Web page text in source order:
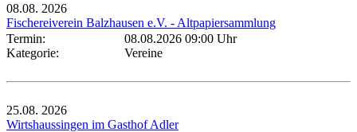
08.08. 2026
Fischereiverein Balzhausen e.V. - Altpapiersammlung
Termin:
08.08.2026 09:00 Uhr
Kategorie:
Vereine
25.08. 2026
Wirtshaussingen im Gasthof Adler